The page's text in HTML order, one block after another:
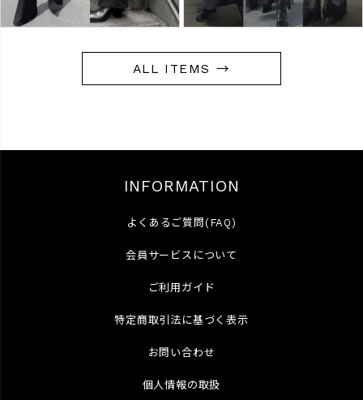
ALL ITEMS →
INFORMATION
よくあるご質問(FAQ)
会員サービスについて
ご利用ガイド
特定商取引法に基づく表示
お問い合わせ
個人情報の取扱